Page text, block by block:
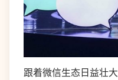
跟着微信生态日益壮